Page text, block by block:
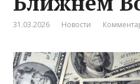
31.03.2026 Новости